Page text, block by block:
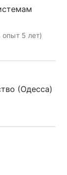
5 лет)
(Одесса)